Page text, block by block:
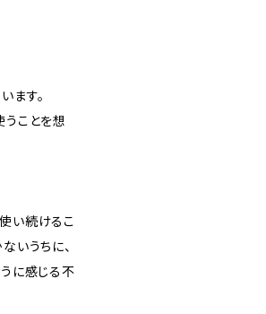
ます。
ことを想
い続けるこ
いうちに、
に感じる不